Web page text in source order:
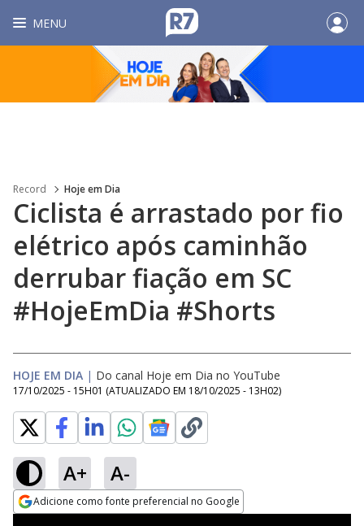
MENU
Record Hoje em Dia
Ciclista é arrastado por fio
elétrico após caminhão
derrubar fiação em SC
#HojeEmDia #Shorts
HOJE EM DIA | Do canal Hoje em Dia no YouTube
17/10/2025 - 15H01 (ATUALIZADO EM 18/10/2025 - 13H02)
A+ A-
Adicione como fonte preferencial no Google